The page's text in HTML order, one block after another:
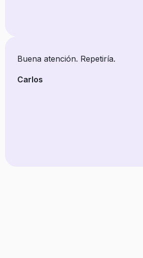
Buena atención. Repetiría.
Carlos